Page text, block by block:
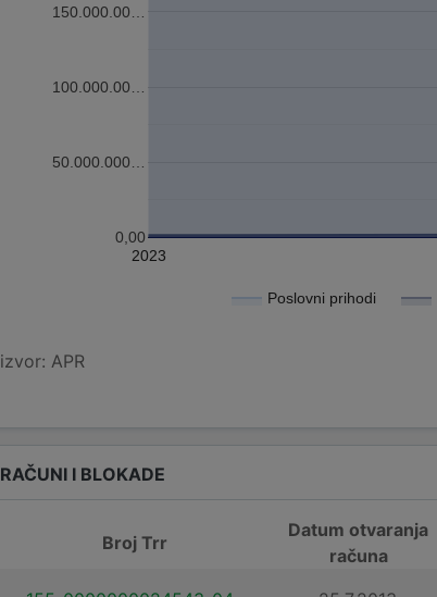
Poslovni prihodi
2023
0,00
50.000.000…
100.000.00…
150.000.00…
izvor: APR
RAČUNI I BLOKADE
Broj Trr
Datum otvaranja
računa